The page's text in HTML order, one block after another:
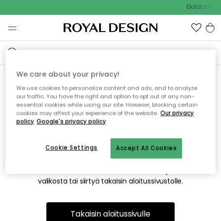
Outdoor
Emme valitettavasti löydä
etsimääsi sivua
Tämä voi johtua siitä, että sivua ei enää ole tai siitä, että se
on siirretty muualle. Pahoittelemme tästä mahdollisesti
valikosta tai siirtyä takaisin aloitussivustolle.
Takaisin aloitussivulle
We care about your privacy!
We use cookies to personalize content and ads, and to analyze
our traffic. You have the right and option to opt out of any non-
essential cookies while using our site. However, blocking certain
cookies may affect your experience of the website. Our privacy
policy Google's privacy policy
Accept All Cookies
Cookie Settings